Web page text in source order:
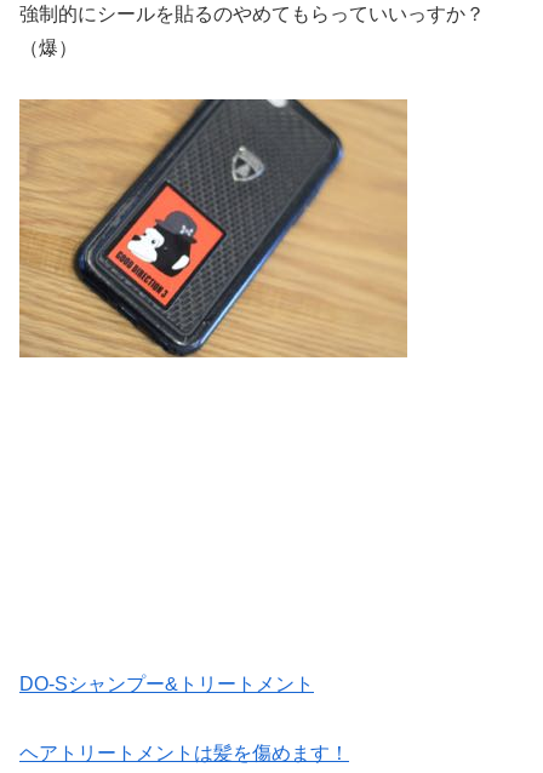
強制的にシールを貼るのやめてもらっていいっすか？
（爆）
DO-Sシャンプー&トリートメント
ヘアトリートメントは髪を傷めます！